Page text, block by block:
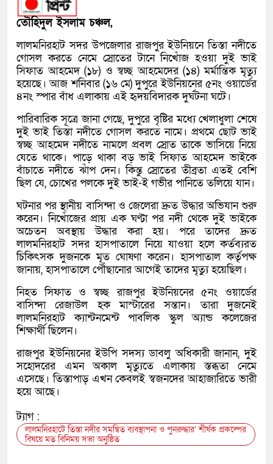
তৌহিদুল ইসলাম চঞ্চল,
লালমনিরহাট সদর উপজেলার রাজপুর ইউনিয়নে তিস্তা নদীতে
গোসল করতে নেমে স্রোতের টানে নিখোঁজ হওয়া দুই ভাই
সিফাত আহমেদ (১৮) ও স্বচ্ছ আহমেদের (১৪) মর্মান্তিক মৃত্যু
হয়েছে। আজ শনিবার (১৬ মে) দুপুরে ইউনিয়নের ৫নং ওয়ার্ডের
৪নং স্পার বাঁধ এলাকায় এই হৃদয়বিদারক দুর্ঘটনা ঘটে।
পারিবারিক সূত্রে জানা গেছে, দুপুরে বৃষ্টির মধ্যে খেলাধুলা শেষে
দুই ভাই তিস্তা নদীতে গোসল করতে নামে। প্রথমে ছোট ভাই
স্বচ্ছ আহমেদ নদীতে নামলে প্রবল স্রোত তাকে ভাসিয়ে নিয়ে
যেতে থাকে। পাড়ে থাকা বড় ভাই সিফাত আহমেদ ভাইকে
বাঁচাতে নদীতে ঝাঁপ দেন। কিন্তু স্রোতের তীব্রতা এতই বেশি
ছিল যে, চোখের পলকে দুই ভাই-ই গভীর পানিতে তলিয়ে যান।
ঘটনার পর স্থানীয় বাসিন্দা ও জেলেরা দ্রুত উদ্ধার অভিযান শুরু
করেন। নিখোঁজের প্রায় এক ঘণ্টা পর নদী থেকে দুই ভাইকে
অচেতন অবস্থায় উদ্ধার করা হয়। পরে তাদের দ্রুত
লালমনিরহাট সদর হাসপাতালে নিয়ে যাওয়া হলে কর্তব্যরত
চিকিৎসক দুজনকে মৃত ঘোষণা করেন। হাসপাতাল কর্তৃপক্ষ
জানায়, হাসপাতালে পৌঁছানোর আগেই তাদের মৃত্যু হয়েছিল।
নিহত সিফাত ও স্বচ্ছ রাজপুর ইউনিয়নের ৫নং ওয়ার্ডের
বাসিন্দা রেজাউল হক মাস্টারের সন্তান। তারা দুজনেই
লালমনিরহাট ক্যান্টনমেন্ট পাবলিক স্কুল অ্যান্ড কলেজের
শিক্ষার্থী ছিলেন।
রাজপুর ইউনিয়নের ইউপি সদস্য ডাবলু অধিকারী জানান, দুই
সহোদরের এমন অকাল মৃত্যুতে এলাকায় স্তব্ধতা নেমে
এসেছে। তিস্তাপাড় এখন কেবলই স্বজনদের আহাজারিতে ভারী
হয়ে আছে।
ট্যাগ :
লালমনিরহাটে তিস্তা নদীর সমন্বিত ব্যবস্থাপনা ও পুনরুদ্ধার’ শীর্ষক প্রকল্পের
বিষয়ে মত বিনিময় সভা অনুষ্ঠিত